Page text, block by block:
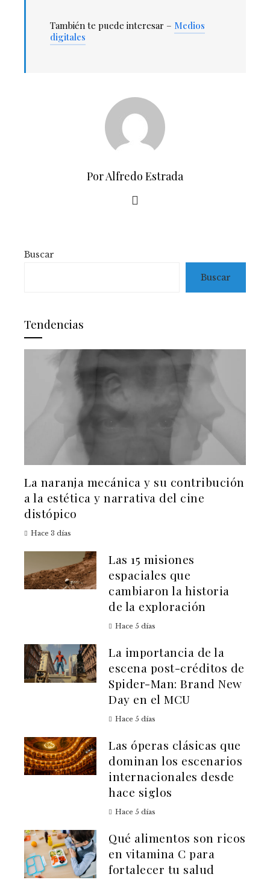
También te puede interesar – Medios
digitales
Por Alfredo Estrada
Buscar
Buscar
Tendencias
La naranja mecánica y su contribución
a la estética y narrativa del cine
distópico
Hace 3 días
Las 15 misiones
espaciales que
cambiaron la historia
de la exploración
Hace 5 días
La importancia de la
escena post-créditos de
Spider-Man: Brand New
Day en el MCU
Hace 5 días
Las óperas clásicas que
dominan los escenarios
internacionales desde
hace siglos
Hace 5 días
Qué alimentos son ricos
en vitamina C para
fortalecer tu salud